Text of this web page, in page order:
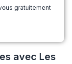
gratuitement
avec Les